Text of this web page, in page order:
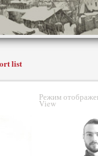
list
Режим
View